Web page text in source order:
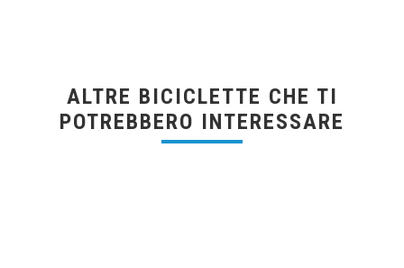
ALTRE BICICLETTE CHE TI
POTREBBERO INTERESSARE